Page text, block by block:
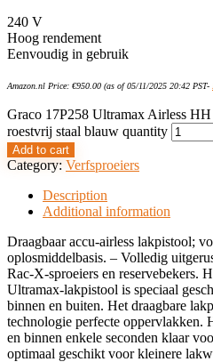
240 V
Hoog rendement
Eenvoudig in gebruik
Amazon.nl Price: €950.00 (as of 05/11/2025 20:42 PST-
Graco 17P258 Ultramax Airless
roestvrij staal blauw quantity
Add to cart
Category: Verfsproeiers
Description
Additional information
Draagbaar accu-airless lakpistool;
oplosmiddelbasis. – Volledig
Rac-X-sproeiers en reservebekers.
Ultramax-lakpistool is speciaal
binnen en buiten. Het draagbare
technologie perfecte oppervlakken.
en binnen enkele seconden klaar
optimaal geschikt voor kleinere